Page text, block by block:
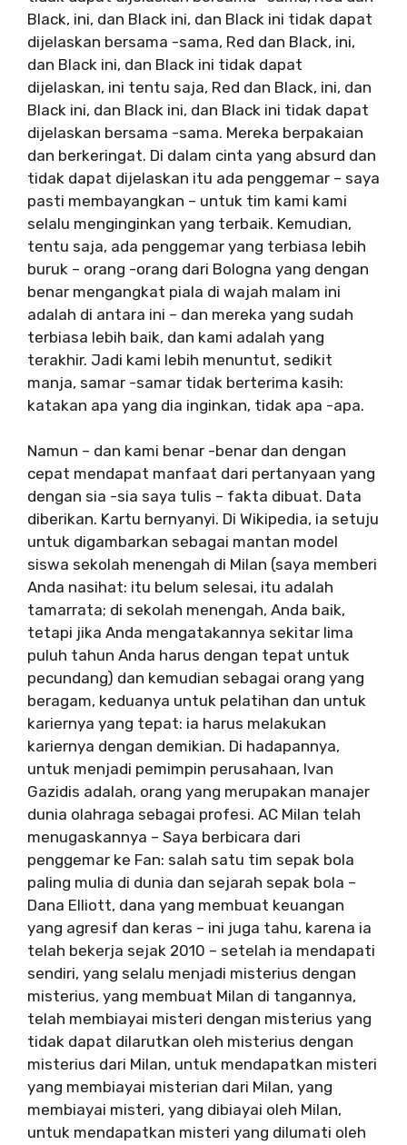
Black, ini, dan Black ini, dan Black ini tidak dapat
dijelaskan bersama -sama, Red dan Black, ini,
dan Black ini, dan Black ini tidak dapat
dijelaskan, ini tentu saja, Red dan Black, ini, dan
Black ini, dan Black ini, dan Black ini tidak dapat
dijelaskan bersama -sama. Mereka berpakaian
dan berkeringat. Di dalam cinta yang absurd dan
tidak dapat dijelaskan itu ada penggemar – saya
pasti membayangkan – untuk tim kami kami
selalu menginginkan yang terbaik. Kemudian,
tentu saja, ada penggemar yang terbiasa lebih
buruk – orang -orang dari Bologna yang dengan
benar mengangkat piala di wajah malam ini
adalah di antara ini – dan mereka yang sudah
terbiasa lebih baik, dan kami adalah yang
terakhir. Jadi kami lebih menuntut, sedikit
manja, samar -samar tidak berterima kasih:
katakan apa yang dia inginkan, tidak apa -apa.
Namun – dan kami benar -benar dan dengan
cepat mendapat manfaat dari pertanyaan yang
dengan sia -sia saya tulis – fakta dibuat. Data
diberikan. Kartu bernyanyi. Di Wikipedia, ia setuju
untuk digambarkan sebagai mantan model
siswa sekolah menengah di Milan (saya memberi
Anda nasihat: itu belum selesai, itu adalah
tamarrata; di sekolah menengah, Anda baik,
tetapi jika Anda mengatakannya sekitar lima
puluh tahun Anda harus dengan tepat untuk
pecundang) dan kemudian sebagai orang yang
beragam, keduanya untuk pelatihan dan untuk
kariernya yang tepat: ia harus melakukan
kariernya dengan demikian. Di hadapannya,
untuk menjadi pemimpin perusahaan, Ivan
Gazidis adalah, orang yang merupakan manajer
dunia olahraga sebagai profesi. AC Milan telah
menugaskannya – Saya berbicara dari
penggemar ke Fan: salah satu tim sepak bola
paling mulia di dunia dan sejarah sepak bola –
Dana Elliott, dana yang membuat keuangan
yang agresif dan keras – ini juga tahu, karena ia
telah bekerja sejak 2010 – setelah ia mendapati
sendiri, yang selalu menjadi misterius dengan
misterius, yang membuat Milan di tangannya,
telah membiayai misteri dengan misterius yang
tidak dapat dilarutkan oleh misterius dengan
misterius dari Milan, untuk mendapatkan misteri
yang membiayai misterian dari Milan, yang
membiayai misteri, yang dibiayai oleh Milan,
untuk mendapatkan misteri yang dilumati oleh